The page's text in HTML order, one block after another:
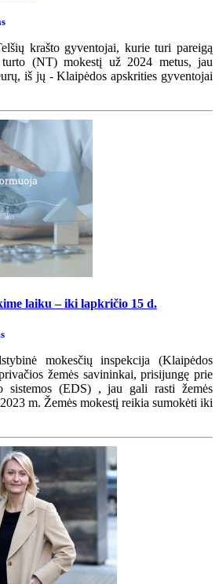
krašto gyventojai, kurie turi pareigą
turto (NT) mokestį už 2024 metus, jau
iš jų - Klaipėdos apskrities gyventojai
laiku – iki lapkričio 15 d.
mokesčių inspekcija (Klaipėdos
žemės savininkai, prisijungę prie
sistemos (EDS) , jau gali rasti žemės
m. Žemės mokestį reikia sumokėti iki